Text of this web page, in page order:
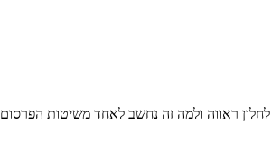
ראווה ולמה זה נחשב לאחד משיטות הפרסום